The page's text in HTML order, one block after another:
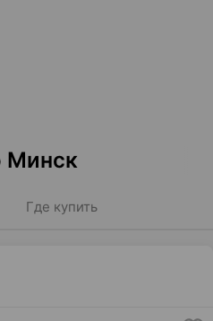
Минск
Где купить